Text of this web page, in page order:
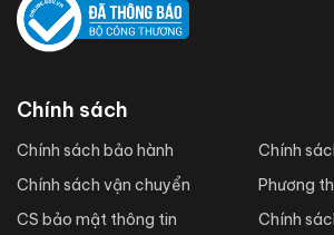
Chính sách
Chính sách bảo hành
Chính sách vận chuyển
CS bảo mật thông tin
Chính
Phương
Chính